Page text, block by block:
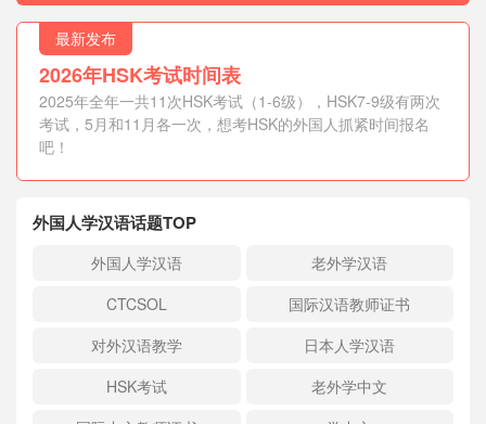
最新发布
2026年HSK考试时间表
2025年全年一共11次HSK考试（1-6级），HSK7-9级有两次
考试，5月和11月各一次，想考HSK的外国人抓紧时间报名
吧！
外国人学汉语话题TOP
外国人学汉语
老外学汉语
CTCSOL
国际汉语教师证书
对外汉语教学
日本人学汉语
HSK考试
老外学中文